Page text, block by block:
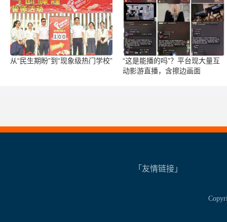
从“民生期盼”到“现象级热门学校”
“这是能播的吗”？平台现大量互
动影游直播，含擦边画面
「友情链接」